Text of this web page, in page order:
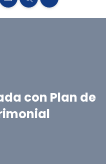
con Plan de